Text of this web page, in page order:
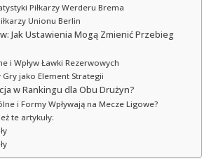
Piłkarzy Werderu Brema
Unionu Berlin
Jak Ustawienia Mogą Zmienić Przebieg
i Wpływ Ławki Rezerwowych
Gry jako Element Strategii
w Rankingu dla Obu Drużyn?
i Formy Wpływają na Mecze Ligowe?
te artykuły: